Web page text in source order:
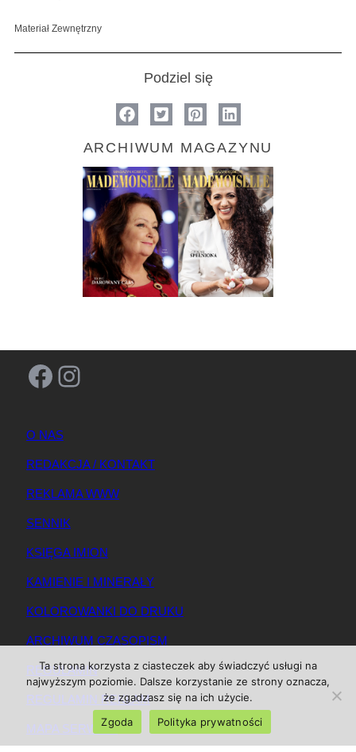
Materiał Zewnętrzny
Podziel się
ARCHIWUM MAGAZYNU
Facebook Instagram
O NAS
REDAKCJA / KONTAKT
REKLAMA WWW
SENNIK
KSIĘGA IMION
KAMIENIE I MINERAŁY
KOLOROWANKI DO DRUKU
ARCHIWUM CZASOPISM
REGULAMIN
REGULAMIN REKLAM
MAPA SERWISU
Ta strona korzysta z ciasteczek aby świadczyć usługi na
najwyższym poziomie. Dalsze korzystanie ze strony oznacza,
że zgadzasz się na ich użycie.
Zgoda
Polityka prywatności